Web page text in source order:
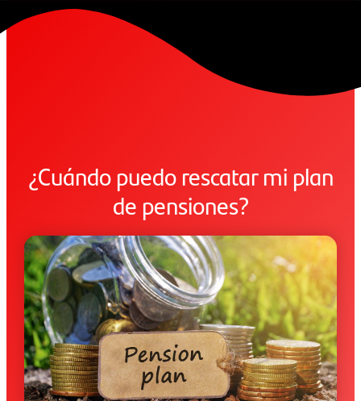
¿Cuándo puedo rescatar mi plan
de pensiones?